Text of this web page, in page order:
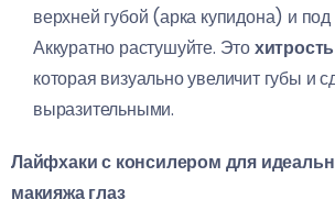
верхней губой (арка купидона) и
Аккуратно растушуйте. Это
которая визуально увеличит губы и
выразительными.
Лайфхаки с консилером для
макияжа глаз